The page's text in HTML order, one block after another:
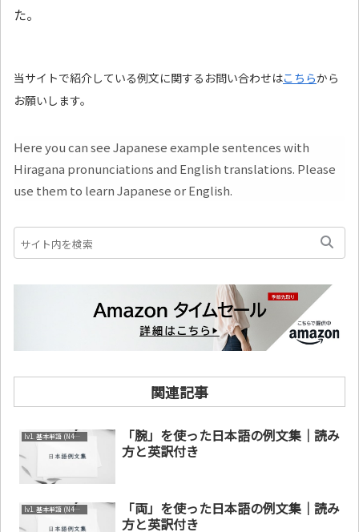
た。
当サイトで紹介している例文に関するお問い合わせはこちらから
お願いします。
Here you can see Japanese example sentences with
Hiragana pronunciations and English translations. Please
use them to learn Japanese or English.
関連記事
lv1. 基本単語 (N4～N5)
「腕」を使った日本語の例文集｜読み
方と英訳付き
lv1. 基本単語 (N4～N5)
「両」を使った日本語の例文集｜読み
方と英訳付き